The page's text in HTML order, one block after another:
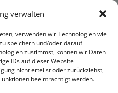
verwalten
verwenden wir Technologien wie
speichern und/oder darauf
zustimmst, können wir Daten
IDs auf dieser Website
nicht erteilst oder zurückziehst,
beeinträchtigt werden.